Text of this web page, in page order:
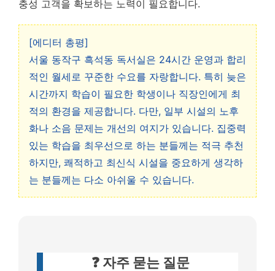
충성 고객을 확보하는 노력이 필요합니다.
[에디터 총평]
서울 동작구 흑석동 독서실은 24시간 운영과 합리
적인 월세로 꾸준한 수요를 자랑합니다. 특히 늦은
시간까지 학습이 필요한 학생이나 직장인에게 최
적의 환경을 제공합니다. 다만, 일부 시설의 노후
화나 소음 문제는 개선의 여지가 있습니다. 집중력
있는 학습을 최우선으로 하는 분들께는 적극 추천
하지만, 쾌적하고 최신식 시설을 중요하게 생각하
는 분들께는 다소 아쉬울 수 있습니다.
❓ 자주 묻는 질문